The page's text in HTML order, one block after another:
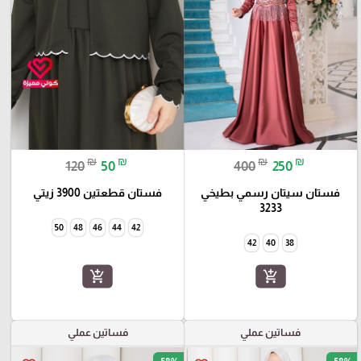
400₪ 250 ₪
فستان سيتان رسمي بطيخي
3233
38
40
42
add_shopping_cart
120₪ 50 ₪
فستان قطعتين 3900 زيتي
42
44
46
48
50
add_shopping_cart
فساتين عملي فساتين عملي